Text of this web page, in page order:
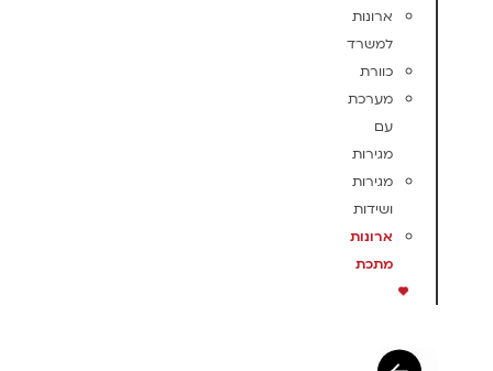
ארונות
למשרד
כוורת
מערכת
עם
מגירות
מגירות
ושידות
ארונות
מתכת